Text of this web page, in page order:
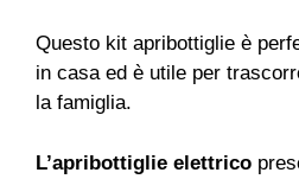
Questo kit apribottiglie è
in casa ed è utile per
la famiglia.
L’apribottiglie elettrico